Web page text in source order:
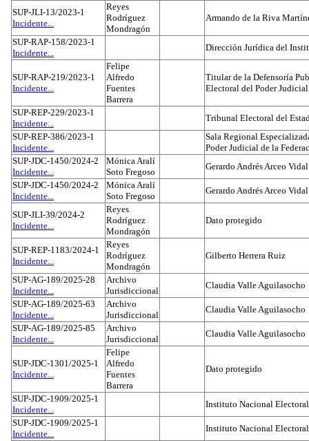
SUP-JLI-13/2023-1
Incidente...
Reyes
Rodríguez
Mondragón
Armando de la Riva
SUP-RAP-158/2023-1
Incidente...
Dirección Jurídica del
SUP-RAP-219/2023-1
Incidente...
Felipe
Alfredo
Fuentes
Barrera
Titular de la Defensoría
Electoral del Poder
SUP-REP-229/2023-1
Incidente...
Tribunal Electoral del
SUP-REP-386/2023-1
Incidente...
Sala Regional
Poder Judicial de la
SUP-JDC-1450/2024-2
Incidente...
Mónica Aralí
Soto Fregoso
Gerardo Andrés Arceo Vidal
SUP-JDC-1450/2024-2
Incidente...
Mónica Aralí
Soto Fregoso
Gerardo Andrés Arceo Vidal
SUP-JLI-39/2024-2
Incidente...
Reyes
Rodríguez
Mondragón
Dato protegido
SUP-REP-1183/2024-1
Incidente...
Reyes
Rodríguez
Mondragón
Gilberto Herrera Ruiz
SUP-AG-189/2025-28
Incidente...
Archivo
Jurisdiccional
Claudia Valle Aguilasocho
SUP-AG-189/2025-63
Incidente...
Archivo
Jurisdiccional
Claudia Valle Aguilasocho
SUP-AG-189/2025-85
Incidente...
Archivo
Jurisdiccional
Claudia Valle Aguilasocho
SUP-JDC-1301/2025-1
Incidente...
Felipe
Alfredo
Fuentes
Barrera
Dato protegido
SUP-JDC-1909/2025-1
Incidente...
Instituto Nacional Electoral
SUP-JDC-1909/2025-1
Incidente...
Instituto Nacional Electoral